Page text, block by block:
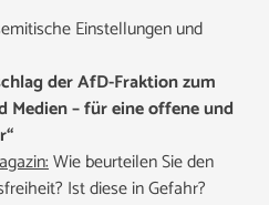
Einstellungen und
der AfD-Fraktion zum
Medien – für eine offene und
Wie beurteilen Sie den
Ist diese in Gefahr?